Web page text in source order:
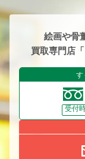
絵画や骨
買取専門店
す
受付